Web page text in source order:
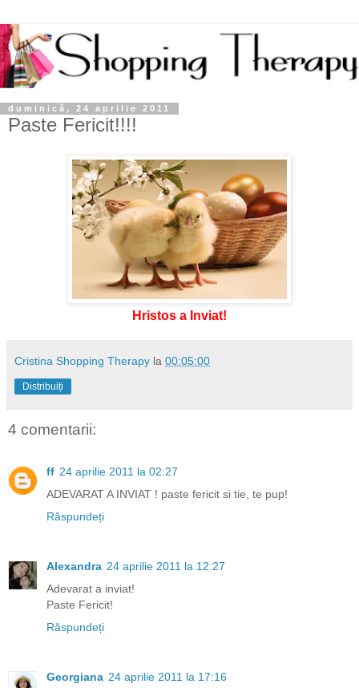
duminică, 24 aprilie 2011
Paste Fericit!!!!
Hristos a Inviat!
Cristina Shopping Therapy la 00:05:00
Distribuiți
4 comentarii:
ff 24 aprilie 2011 la 02:27
ADEVARAT A INVIAT ! paste fericit si tie, te pup!
Răspundeți
Alexandra 24 aprilie 2011 la 12:27
Adevarat a inviat!
Paste Fericit!
Răspundeți
Georgiana 24 aprilie 2011 la 17:16